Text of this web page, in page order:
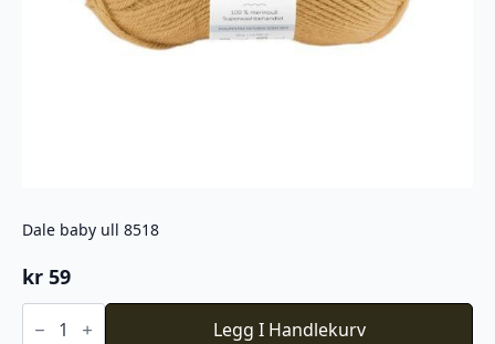
Dale baby ull 8518
kr 59
Dale
baby Legg I Handlekurv